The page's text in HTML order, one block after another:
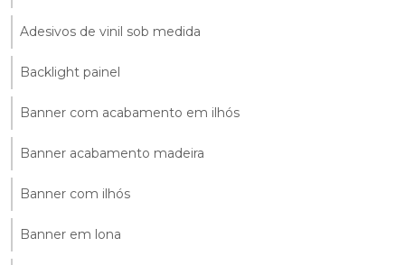
Adesivos de vinil sob medida
Backlight painel
Banner com acabamento em ilhós
Banner acabamento madeira
Banner com ilhós
Banner em lona